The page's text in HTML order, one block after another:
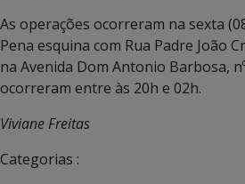
As operações ocorreram na sexta
Pena esquina com Rua Padre João
na Avenida Dom Antonio Barbosa,
ocorreram entre às 20h e 02h.
Viviane Freitas
Categorias :